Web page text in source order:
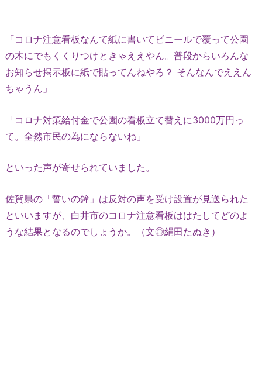
「コロナ注意看板なんて紙に書いてビニールで覆って公園
の木にでもくくりつけときゃええやん。普段からいろんな
お知らせ掲示板に紙で貼ってんねやろ？ そんなんでええん
ちゃうん」
「コロナ対策給付金で公園の看板立て替えに3000万円っ
て。全然市民の為にならないね」
といった声が寄せられていました。
佐賀県の「誓いの鐘」は反対の声を受け設置が見送られた
といいますが、白井市のコロナ注意看板ははたしてどのよ
うな結果となるのでしょうか。（文◎絹田たぬき）